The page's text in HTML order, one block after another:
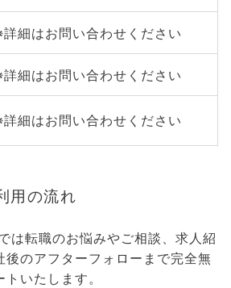
詳細はお問い合わせください
詳細はお問い合わせください
詳細はお問い合わせください
用の流れ
は転職のお悩みやご相談、求人紹
後のアフターフォローまで完全無
いたします。